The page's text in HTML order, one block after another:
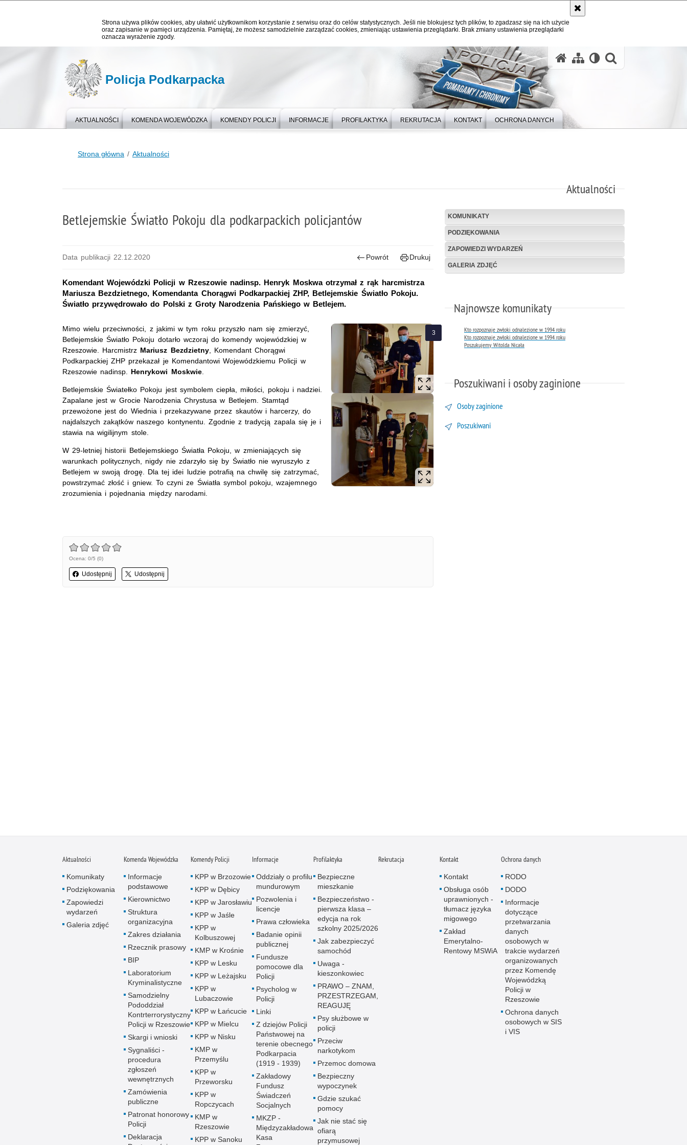
Strona używa plików cookies, aby ułatwić użytkownikom korzystanie z serwisu oraz do celów statystycznych. Jeśli nie blokujesz tych plików, to zgadzasz się na ich użycie
oraz zapisanie w pamięci urządzenia. Pamiętaj, że możesz samodzielnie zarządzać cookies, zmieniając ustawienia przeglądarki. Brak zmiany ustawienia przeglądarki
oznacza wyrażenie zgody.
Policja Podkarpacka
AKTUALNOŚCI KOMENDA WOJEWÓDZKA KOMENDY POLICJI INFORMACJE PROFILAKTYKA REKRUTACJA KONTAKT OCHRONA DANYCH
Strona główna Aktualności
Aktualności
Betlejemskie Światło Pokoju dla podkarpackich policjantów
Data publikacji 22.12.2020 Powrót Drukuj
Komendant Wojewódzki Policji w Rzeszowie nadinsp. Henryk Moskwa otrzymał z rąk harcmistrza
Mariusza Bezdzietnego, Komendanta Chorągwi Podkarpackiej ZHP, Betlejemskie Światło Pokoju.
Światło przywędrowało do Polski z Groty Narodzenia Pańskiego w Betlejem.
Mimo wielu przeciwności, z jakimi w tym roku przyszło nam się zmierzyć,
Betlejemskie Światło Pokoju dotarło wczoraj do komendy wojewódzkiej w
Rzeszowie. Harcmistrz Mariusz Bezdzietny, Komendant Chorągwi
Podkarpackiej ZHP przekazał je Komendantowi Wojewódzkiemu Policji w
Rzeszowie nadinsp. Henrykowi Moskwie.
Betlejemskie Światełko Pokoju jest symbolem ciepła, miłości, pokoju i nadziei.
Zapalane jest w Grocie Narodzenia Chrystusa w Betlejem. Stamtąd
przewożone jest do Wiednia i przekazywane przez skautów i harcerzy, do
najdalszych zakątków naszego kontynentu. Zgodnie z tradycją zapala się je i
stawia na wigilijnym stole.
W 29-letniej historii Betlejemskiego Światła Pokoju, w zmieniających się
warunkach politycznych, nigdy nie zdarzyło się by Światło nie wyruszyło z
Betlejem w swoją drogę. Dla tej idei ludzie potrafią na chwilę się zatrzymać,
powstrzymać złość i gniew. To czyni ze Światła symbol pokoju, wzajemnego
zrozumienia i pojednania między narodami.
Ocena: 0/5 (0)
Udostępnij Udostępnij
KOMUNIKATY
PODZIĘKOWANIA
ZAPOWIEDZI WYDARZEŃ
GALERIA ZDJĘĆ
Najnowsze komunikaty
Kto rozpoznaje zwłoki odnalezione w 1994 roku
Kto rozpoznaje zwłoki odnalezione w 1994 roku
Poszukujemy Witolda Nicała
Poszukiwani i osoby zaginione
Osoby zaginione
Poszukiwani
Aktualności
Komunikaty
Podziękowania
Zapowiedzi
wydarzeń
Galeria zdjęć
Komenda Wojewódzka
Informacje
podstawowe
Kierownictwo
Struktura
organizacyjna
Zakres działania
Rzecznik prasowy
BIP
Laboratorium
Kryminalistyczne
Samodzielny
Pododdział
Kontrterrorystyczny
Policji w Rzeszowie
Skargi i wnioski
Sygnaliści -
procedura
zgłoszeń
wewnętrznych
Zamówienia
publiczne
Patronat honorowy
Policji
Deklaracja
Komendy Policji
KPP w Brzozowie
KPP w Dębicy
KPP w Jarosławiu
KPP w Jaśle
KPP w
Kolbuszowej
KMP w Krośnie
KPP w Lesku
KPP w Leżajsku
KPP w
Lubaczowie
KPP w Łańcucie
KPP w Mielcu
KPP w Nisku
KMP w
Przemyślu
KPP w
Przeworsku
KPP w
Ropczycach
KMP w
Rzeszowie
KPP w Sanoku
Informacje
Oddziały o profilu
mundurowym
Pozwolenia i
licencje
Prawa człowieka
Badanie opinii
publicznej
Fundusze
pomocowe dla
Policji
Psycholog w
Policji
Linki
Z dziejów Policji
Państwowej na
terenie obecnego
Podkarpacia
(1919 - 1939)
Zakładowy
Fundusz
Świadczeń
Socjalnych
MKZP -
Międzyzakładowa
Kasa
Profilaktyka
Bezpieczne
mieszkanie
Bezpieczeństwo -
pierwsza klasa –
edycja na rok
szkolny 2025/2026
Jak zabezpieczyć
samochód
Uwaga -
kieszonkowiec
PRAWO – ZNAM,
PRZESTRZEGAM,
REAGUJĘ
Psy służbowe w
policji
Przeciw
narkotykom
Przemoc domowa
Bezpieczny
wypoczynek
Gdzie szukać
pomocy
Jak nie stać się
ofiarą
przymusowej
Rekrutacja Kontakt
Kontakt
Obsługa osób
uprawnionych -
tłumacz języka
migowego
Zakład
Emerytalno-
Rentowy MSWiA
Ochrona danych
RODO
DODO
Informacje
dotyczące
przetwarzania
danych
osobowych w
trakcie wydarzeń
organizowanych
przez Komendę
Wojewódzką
Policji w
Rzeszowie
Ochrona danych
osobowych w SIS
i VIS